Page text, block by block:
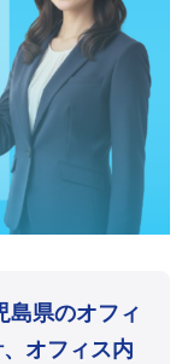
島県のオフィ
オフィス内